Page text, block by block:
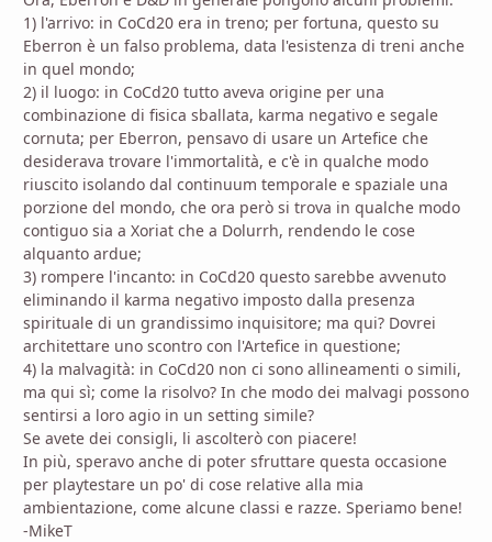
1) l'arrivo: in CoCd20 era in treno; per fortuna, questo su
Eberron è un falso problema, data l'esistenza di treni anche
in quel mondo;
2) il luogo: in CoCd20 tutto aveva origine per una
combinazione di fisica sballata, karma negativo e segale
cornuta; per Eberron, pensavo di usare un Artefice che
desiderava trovare l'immortalità, e c'è in qualche modo
riuscito isolando dal continuum temporale e spaziale una
porzione del mondo, che ora però si trova in qualche modo
contiguo sia a Xoriat che a Dolurrh, rendendo le cose
alquanto ardue;
3) rompere l'incanto: in CoCd20 questo sarebbe avvenuto
eliminando il karma negativo imposto dalla presenza
spirituale di un grandissimo inquisitore; ma qui? Dovrei
architettare uno scontro con l'Artefice in questione;
4) la malvagità: in CoCd20 non ci sono allineamenti o simili,
ma qui sì; come la risolvo? In che modo dei malvagi possono
sentirsi a loro agio in un setting simile?
Se avete dei consigli, li ascolterò con piacere!
In più, speravo anche di poter sfruttare questa occasione
per playtestare un po' di cose relative alla mia
ambientazione, come alcune classi e razze. Speriamo bene!
-MikeT